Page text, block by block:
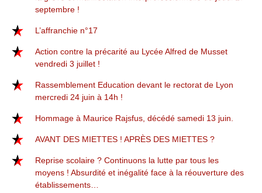
septembre !
L’affranchie n°17
Action contre la précarité au Lycée Alfred de Musset
vendredi 3 juillet !
Rassemblement Education devant le rectorat de Lyon
mercredi 24 juin à 14h !
Hommage à Maurice Rajsfus, décédé samedi 13 juin.
AVANT DES MIETTES ! APRÈS DES MIETTES ?
Reprise scolaire ? Continuons la lutte par tous les
moyens ! Absurdité et inégalité face à la réouverture des
établissements…